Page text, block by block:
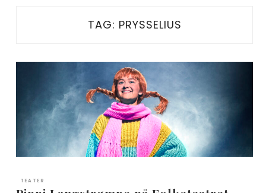
TAG: PRYSSELIUS
TEATER